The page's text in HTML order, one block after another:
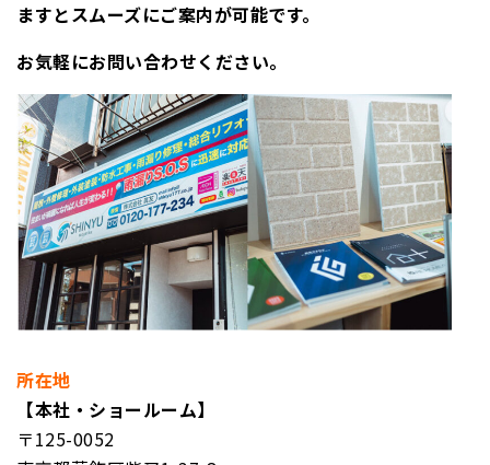
ますとスムーズにご案内が可能です。
お気軽にお問い合わせください。
所在地
【本社・ショールーム】
〒125-0052